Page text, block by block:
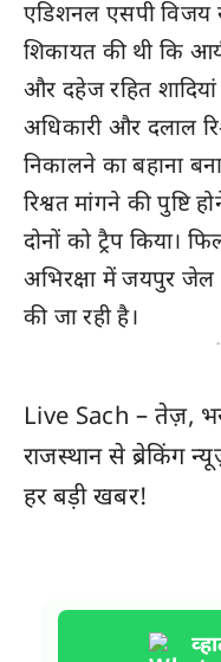
एडिशनल एसपी विजय
शिकायत की थी कि
और दहेज रहित
अधिकारी और दलाल
निकालने का बहाना
रिश्वत मांगने की पुष्टि
दोनों को ट्रैप किया।
अभिरक्षा में जयपुर
की जा रही है।
Live Sach – तेज़,
राजस्थानसे ब्रेकिंग
हर बड़ी खबर!